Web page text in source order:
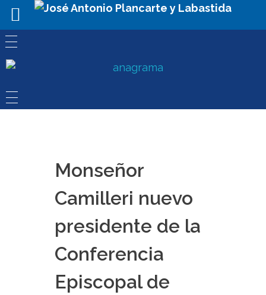
Monseñor
Camilleri nuevo
presidente de la
Conferencia
Episcopal de